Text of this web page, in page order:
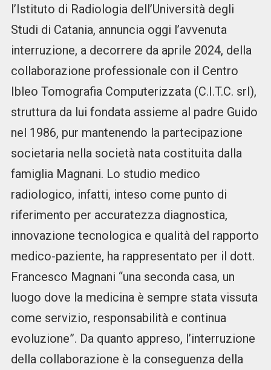
l’Istituto di Radiologia dell’Università degli
Studi di Catania, annuncia oggi l’avvenuta
interruzione, a decorrere da aprile 2024, della
collaborazione professionale con il Centro
Ibleo Tomografia Computerizzata (C.I.T.C. srl),
struttura da lui fondata assieme al padre Guido
nel 1986, pur mantenendo la partecipazione
societaria nella società nata costituita dalla
famiglia Magnani. Lo studio medico
radiologico, infatti, inteso come punto di
riferimento per accuratezza diagnostica,
innovazione tecnologica e qualità del rapporto
medico-paziente, ha rappresentato per il dott.
Francesco Magnani “una seconda casa, un
luogo dove la medicina è sempre stata vissuta
come servizio, responsabilità e continua
evoluzione”. Da quanto appreso, l’interruzione
della collaborazione è la conseguenza della